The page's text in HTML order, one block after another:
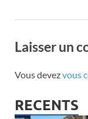
Laisser un
Vous devezvous
RECENTS